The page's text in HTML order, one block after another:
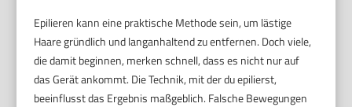
Epilieren kann eine praktische Methode sein, um lästige
Haare gründlich und langanhaltend zu entfernen. Doch viele,
die damit beginnen, merken schnell, dass es nicht nur auf
das Gerät ankommt. Die Technik, mit der du epilierst,
beeinflusst das Ergebnis maßgeblich. Falsche Bewegungen